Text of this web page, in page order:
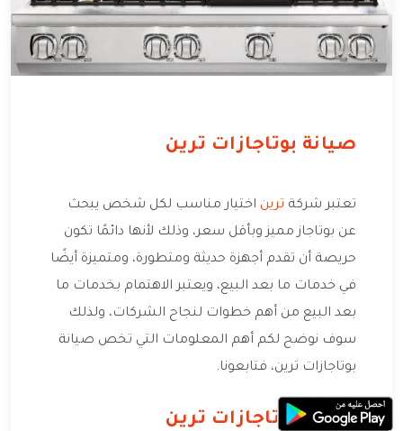
صيانة بوتاجازات ترين
تعتبر شركة ترين اختيار مناسب لكل شخص يبحث
عن بوتاجاز مميز وبأقل سعر، وذلك لأنها دائمًا تكون
حريصة أن تقدم أجهزة حديثة ومتطورة، ومتميزة أيضًا
في خدمات ما بعد البيع، ويعتبر الاهتمام بخدمات ما
بعد البيع من أهم خطوات لنجاح الشركات، ولذلك
سوف نوضح لكم أهم المعلومات التي تخص صيانة
بوتاجازات ترين، فتابعونا.
صيانة بوتاجازات ترين